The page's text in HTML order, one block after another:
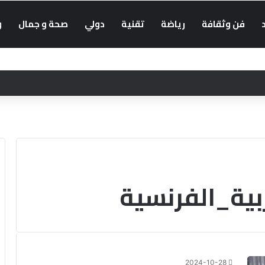
فن وثقافة رياضة تقنية دولي صحة و جمال
2024-10-28